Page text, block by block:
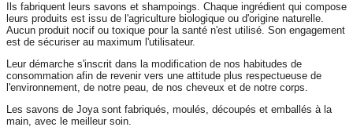
Ils fabriquent leurs savons et shampoings. Chaque ingrédient qui compose
leurs produits est issu de l'agriculture biologique ou d'origine naturelle.
Aucun produit nocif ou toxique pour la santé n'est utilisé. Son engagement
est de sécuriser au maximum l'utilisateur.
Leur démarche s'inscrit dans la modification de nos habitudes de
consommation afin de revenir vers une attitude plus respectueuse de
l'environnement, de notre peau, de nos cheveux et de notre corps.
Les savons de Joya sont fabriqués, moulés, découpés et emballés à la
main, avec le meilleur soin.